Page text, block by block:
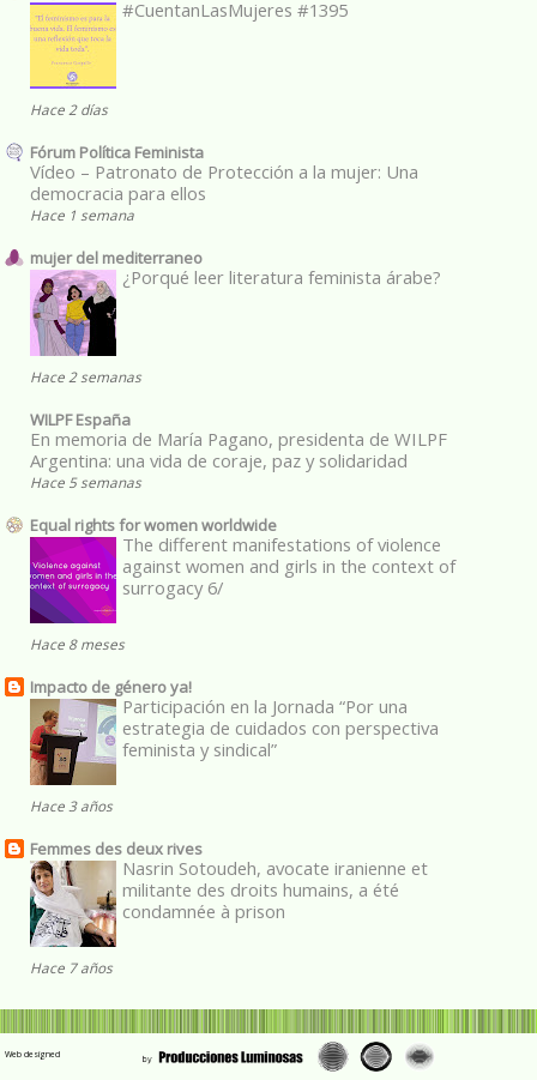
#CuentanLasMujeres #1395
Hace 2 días
Fórum Política Feminista
Vídeo – Patronato de Protección a la mujer: Una
democracia para ellos
Hace 1 semana
mujer del mediterraneo
¿Porqué leer literatura feminista árabe?
Hace 2 semanas
WILPF España
En memoria de María Pagano, presidenta de WILPF
Argentina: una vida de coraje, paz y solidaridad
Hace 5 semanas
Equal rights for women worldwide
The different manifestations of violence
against women and girls in the context of
surrogacy 6/
Hace 8 meses
Impacto de género ya!
Participación en la Jornada “Por una
estrategia de cuidados con perspectiva
feminista y sindical”
Hace 3 años
Femmes des deux rives
Nasrin Sotoudeh, avocate iranienne et
militante des droits humains, a été
condamnée à prison
Hace 7 años
Web designed